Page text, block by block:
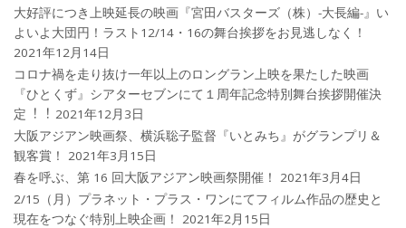
大好評につき上映延長の映画『宮田バスターズ（株）-大長編-』い
よいよ大団円！ラスト12/14・16の舞台挨拶をお見逃しなく！
2021年12月14日
コロナ禍を⾛り抜け⼀年以上のロングラン上映を果たした映画
『ひとくず』シアターセブンにて１周年記念特別舞台挨拶開催決
定︕︕ 2021年12月3日
大阪アジアン映画祭、横浜聡子監督『いとみち』がグランプリ＆
観客賞！
2021年3月15日
春を呼ぶ、第 16 回大阪アジアン映画祭開催！
2021年3月4日
2/15（月）プラネット・プラス・ワンにてフィルム作品の歴史と
現在をつなぐ特別上映企画！
2021年2月15日